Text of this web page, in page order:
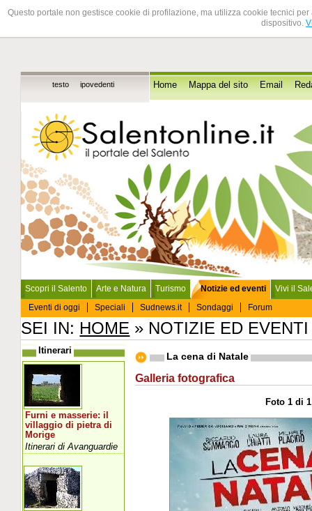
Questo portale non gestisce cookie di profilazione, ma utilizza cookie tecnici
dispositivo.
testo ipovedenti Home Mappa del sito Email
Scopri il Salento Arte e Natura Turismo
Notizie ed eventi
Eventi di oggi
Speciali Sudnews.it Sondaggi Forum
Vivi il
SEI IN: HOME » NOTIZIE ED
La cena di Natale
Galleria fotografica
Foto 1 di 1
Itinerari
Furni e masserie: il
villaggio di pietra di
Morige
Itinerari di Avanguardie